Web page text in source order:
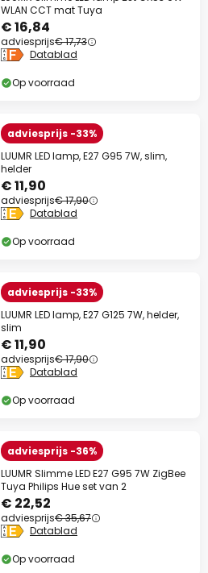
WLAN CCT mat Tuya
€ 16,84
adviesprijs€ 17,73
Datablad
Op voorraad
adviesprijs -33%
LUUMR LED lamp, E27 G95 7W, slim,
helder
€ 11,90
adviesprijs€ 17,90
Datablad
Op voorraad
adviesprijs -33%
LUUMR LED lamp, E27 G125 7W, helder,
slim
€ 11,90
adviesprijs€ 17,90
Datablad
Op voorraad
adviesprijs -36%
LUUMR Slimme LED E27 G95 7W ZigBee
Tuya Philips Hue set van 2
€ 22,52
adviesprijs€ 35,67
Datablad
Op voorraad